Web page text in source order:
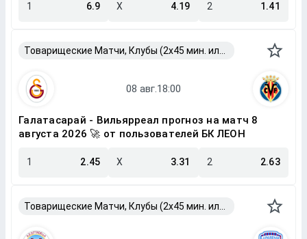
1 6.9 X 4.19 2 1.41
Галатасарай - Вильярреал прогноз на матч 8
августа 2026 🚀 от пользователей БК ЛЕОН
1 2.45 X 3.31 2 2.63